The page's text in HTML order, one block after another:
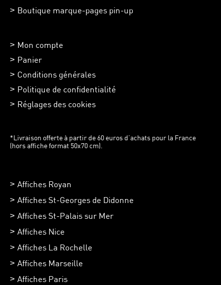
Boutique marque-pages pin-up
Mon compte
Panier
Conditions générales
Politique de confidentialité
Réglages des cookies
*Livraison offerte à partir de 60 euros d’achats pour la France
(hors affiche format 50x70 cm).
Affiches Royan
Affiches St-Georges de Didonne
Affiches St-Palais sur Mer
Affiches Nice
Affiches La Rochelle
Affiches Marseille
Affiches Paris